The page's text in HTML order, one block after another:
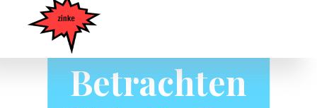
TK N Cash
Betrachten